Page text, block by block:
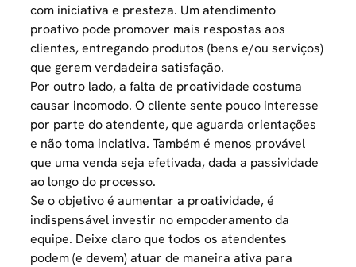
com iniciativa e presteza. Um atendimento
proativo pode promover mais respostas aos
clientes, entregando produtos (bens e/ou serviços)
que gerem verdadeira satisfação.
Por outro lado, a falta de proatividade costuma
causar incomodo. O cliente sente pouco interesse
por parte do atendente, que aguarda orientações
e não toma inciativa. Também é menos provável
que uma venda seja efetivada, dada a passividade
ao longo do processo.
Se o objetivo é aumentar a proatividade, é
indispensável investir no empoderamento da
equipe. Deixe claro que todos os atendentes
podem (e devem) atuar de maneira ativa para